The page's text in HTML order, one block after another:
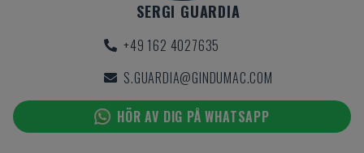
SERGI GUARDIA
+49 162 4027635
S.GUARDIA@GINDUMAC.COM
HÖR AV DIG PÅ WHATSAPP